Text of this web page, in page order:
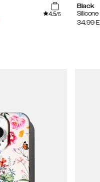
4.5/5
Black
34.99